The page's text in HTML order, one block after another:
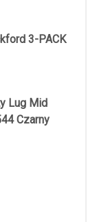
3-PACK
Lug Mid
Czarny